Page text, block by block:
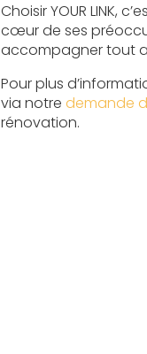
Choisir YOUR LINK,
cœur de ses
accompagner tout
Pour plus
via notre demande
rénovation.